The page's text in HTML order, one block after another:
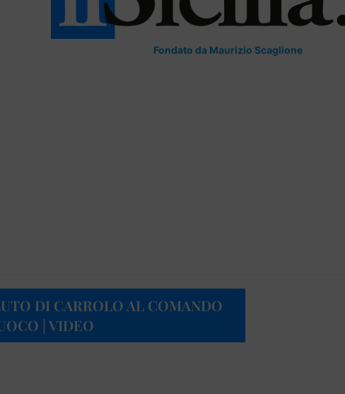
Fondato da Maurizio Scaglione
DI CARROLO AL COMANDO
| VIDEO